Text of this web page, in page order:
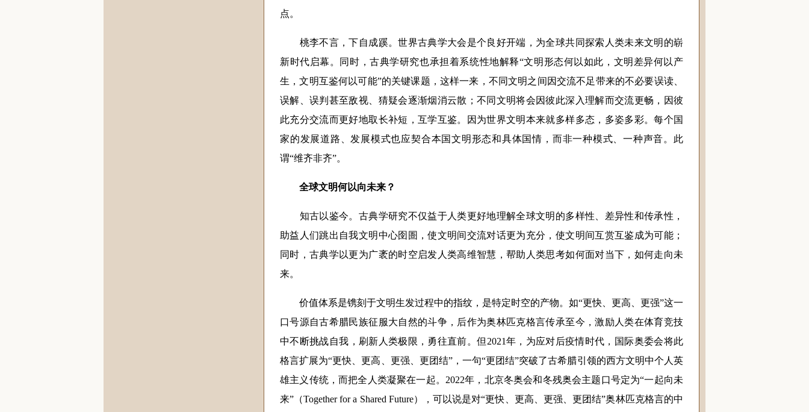
点。
桃李不言，下自成蹊。世界古典学大会是个良好开端，为全球共同探索人类未来文明的崭
新时代启幕。同时，古典学研究也承担着系统性地解释“文明形态何以如此，文明差异何以产
生，文明互鉴何以可能”的关键课题，这样一来，不同文明之间因交流不足带来的不必要误读、
误解、误判甚至敌视、猜疑会逐渐烟消云散；不同文明将会因彼此深入理解而交流更畅，因彼
此充分交流而更好地取长补短，互学互鉴。因为世界文明本来就多样多态，多姿多彩。每个国
家的发展道路、发展模式也应契合本国文明形态和具体国情，而非一种模式、一种声音。此
谓“维齐非齐”。
全球文明何以向未来？
知古以鉴今。古典学研究不仅益于人类更好地理解全球文明的多样性、差异性和传承性，
助益人们跳出自我文明中心囹圄，使文明间交流对话更为充分，使文明间互赏互鉴成为可能；
同时，古典学以更为广袤的时空启发人类高维智慧，帮助人类思考如何面对当下，如何走向未
来。
价值体系是镌刻于文明生发过程中的指纹，是特定时空的产物。如“更快、更高、更强”这一
口号源自古希腊民族征服大自然的斗争，后作为奥林匹克格言传承至今，激励人类在体育竞技
中不断挑战自我，刷新人类极限，勇往直前。但2021年，为应对后疫情时代，国际奥委会将此
格言扩展为“更快、更高、更强、更团结”，一句“更团结”突破了古希腊引领的西方文明中个人英
雄主义传统，而把全人类凝聚在一起。2022年，北京冬奥会和冬残奥会主题口号定为“一起向未
来”（Together for a Shared Future），可以说是对“更快、更高、更强、更团结”奥林匹克格言的中